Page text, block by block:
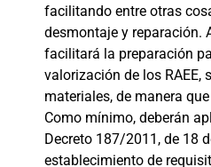
facilitando entre otras
desmontaje y reparación.
facilitará la preparación
valorización de los RAEE,
materiales, de manera
Como mínimo, deberán
Decreto 187/2011, de 18
establecimiento de